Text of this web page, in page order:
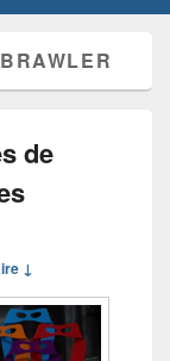
BRAWLER
de
↓